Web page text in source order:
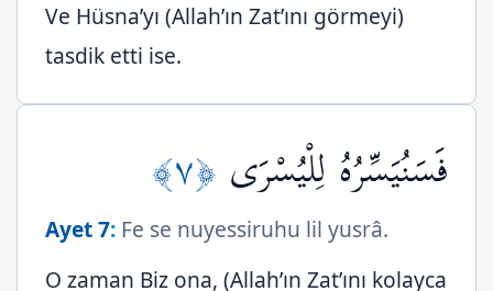
Ve Hüsna’yı (Allah’ın Zat’ını görmeyi)
tasdik etti ise.
فَسَنُيَسِّرُهُ لِلْيُسْرَى ﴿٧﴾
Ayet 7: Fe se nuyessiruhu lil yusrâ.
O zaman Biz ona, (Allah’ın Zat’ını kolayca